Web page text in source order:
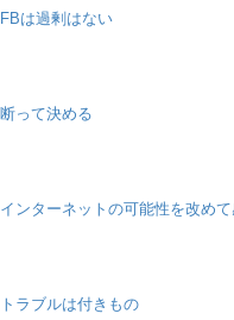
FBは過剰はない
断って決める
インターネットの可能性を改め
トラブルは付きもの